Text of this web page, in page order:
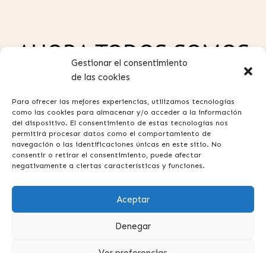
Gestionar el consentimiento
de las cookies
Para ofrecer las mejores experiencias, utilizamos tecnologías
como las cookies para almacenar y/o acceder a la información
del dispositivo. El consentimiento de estas tecnologías nos
permitirá procesar datos como el comportamiento de
navegación o las identificaciones únicas en este sitio. No
consentir o retirar el consentimiento, puede afectar
negativamente a ciertas características y funciones.
Aceptar
Denegar
AHORA TODOS SOMOS
GUAW
Política de privacidad
Términos y condiciones
Preguntas frecuentes